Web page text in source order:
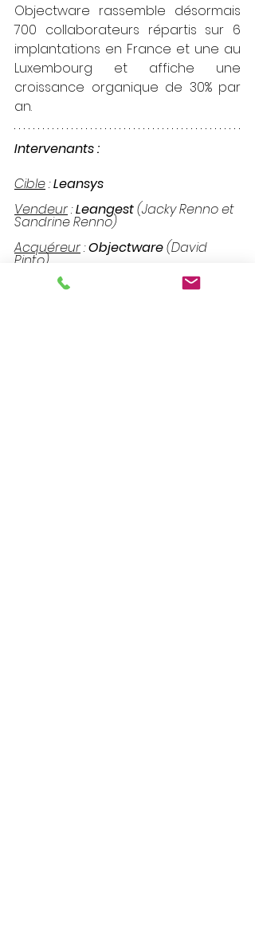
Objectware rassemble désormais
700 collaborateurs répartis sur 6
implantations en France et une au
Luxembourg et affiche une
croissance organique de 30% par
an.
Intervenants :
Cible : Leansys
Vendeur : Leangest (Jacky Renno et
Sandrine Renno)
Acquéreur : Objectware (David
Pinto)
Avocat Vendeur
Vivaldi Avocats